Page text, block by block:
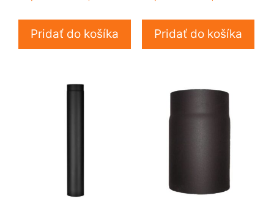
Pridať do košíka Pridať do košíka